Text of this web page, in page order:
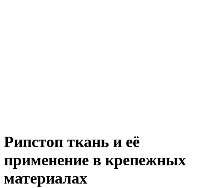
Рипстоп ткань и её
применение в крепежных
материалах